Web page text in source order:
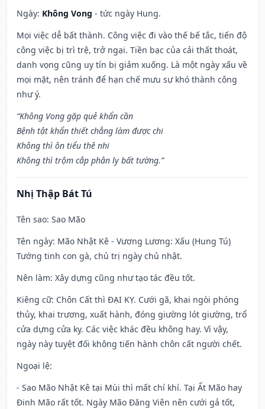
Ngày: Không Vong - tức ngày Hung.
Mọi việc dễ bất thành. Công việc đi vào thế bế tắc, tiến độ
công việc bị trì trệ, trở ngại. Tiền bạc của cải thất thoát,
danh vọng cũng uy tín bị giảm xuống. Là một ngày xấu về
mọi mặt, nên tránh để hạn chế mưu sự khó thành công
như ý.
“Không Vong gặp quẻ khẩn cần
Bệnh tật khẩn thiết chẳng làm được chi
Không thì ôn tiểu thê nhi
Không thì trộm cắp phân ly bất tường.”
Nhị Thập Bát Tú
Tên sao: Sao Mão
Tên ngày: Mão Nhật Kê - Vương Lương: Xấu (Hung Tú)
Tướng tinh con gà, chủ trị ngày chủ nhật.
Nên làm: Xây dựng cũng như tạo tác đều tốt.
Kiêng cữ: Chôn Cất thì ĐẠI KỴ. Cưới gã, khai ngòi phóng
thủy, khai trương, xuất hành, đóng giường lót giường, trổ
cửa dựng cửa kỵ. Các việc khác đều không hay. Vì vậy,
ngày này tuyệt đối không tiến hành chôn cất người chết.
Ngoại lệ:
- Sao Mão Nhật Kê tại Mùi thì mất chí khí. Tại Ất Mão hay
Đinh Mão rất tốt. Ngày Mão Đăng Viên nên cưới gả tốt,